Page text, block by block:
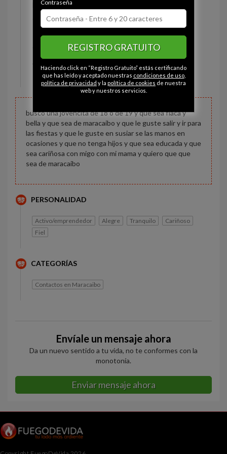
Estado civil:
Ojos: Marrón
Constitución: Delgado
Altura: 120 cm
Peso: 53 kg
busco una jovencita de 18 o de 19 y que sea flaca y
bella y que sea de maracaibo y que le guste salir y ir para
las fiestas y que le guste en susiar se las manos en
ocasiones y que no tenga hijos y que sea educada y que
sea cariñosa con migo con mi mama y quiero que que
sea de maracaibo
PERSONALIDAD
Activo/emprendedor Alegre Tranquilo
Cariñoso
Fiel
CATEGORÍAS
Contactos en Maracaibo
Envíale un mensaje ahora
Da un nuevo sentido a tu vida, no te conformes con la
monotonía.
Enviar mensaje ahora
Contraseña
REGISTRO GRATUITO
Haciendo click en “Registro Gratuito” estás certificando
que has leído y aceptado nuestras condiciones de uso,
política de privacidad y la política de cookies de nuestra
web y nuestros servicios.